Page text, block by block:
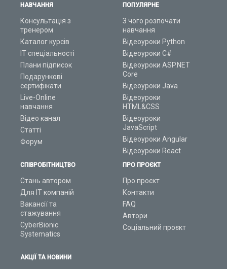
НАВЧАННЯ
Консультація з
тренером
Каталог курсів
ІТ спеціальності
Плани підписок
Подарункові
сертифікати
Live-Online
навчання
Відео канал
Статті
Форум
ПОПУЛЯРНЕ
З чого розпочати
навчання
Відеоуроки Python
Відеоуроки C#
Відеоуроки ASP.NET
Core
Відеоуроки Java
Відеоуроки
HTML&CSS
Відеоуроки
JavaScript
Відеоуроки Angular
Відеоуроки React
СПІВРОБІТНИЦТВО
Стань автором
Для ІТ компаній
Вакансії та
стажування
CyberBionic
Systematics
АКЦІЇ ТА НОВИНИ
ПРО ПРОЄКТ
Про проєкт
Контакти
FAQ
Автори
Соціальний проєкт